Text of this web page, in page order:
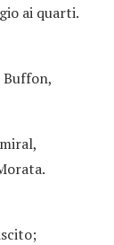
ai quarti.
Buffon,